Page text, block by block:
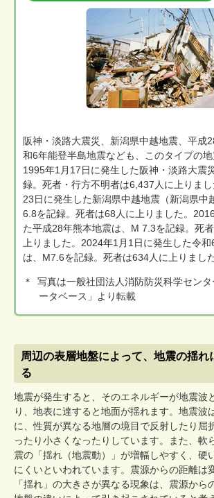
阪神・淡路大震災、新潟県中越地震、平成
和6年能登半島地震なども、このタイプの地
1995年1月17日に発生した阪神・淡路大震
録。死者・行方不明者は6,437人に上りま
23日に発生した新潟県中越地震（新潟県中
6.8を記録。死者は68人に上りました。
た平成28年熊本地震は、M 7.3を記録。死
上りました。2024年1月1日に発生した令
は、M7.6を記録。死者は634人に上りました
＊
写真は一般社団法人消防防災科学セン
ータベース」より転載
周辺の表層地盤によって、地震の揺れ
る
地震が発生すると、そのエネルギーが地震波
り、地表に達すると地面が揺れます。地震波
に、性質が異なる地層の境目で反射したり屈
ったり小さくなったりしています。また、軟
震の「揺れ（地震動）」が増幅しやすく、硬
にくいといわれています。震源からの距離は
「揺れ」の大きさが異なる現象は、震源から